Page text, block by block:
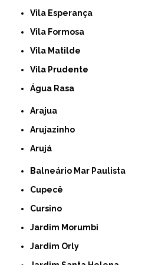
Vila Esperança
Vila Formosa
Vila Matilde
Vila Prudente
Água Rasa
Arajua
Arujazinho
Arujá
Balneário Mar Paulista
Cupecê
Cursino
Jardim Morumbi
Jardim Orly